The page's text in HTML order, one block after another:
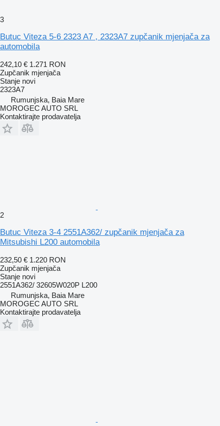
3
Butuc Viteza 5-6 2323 A7 , 2323A7 zupčanik mjenjača za
automobila
242,10 € 1.271 RON
Zupčanik mjenjača
Stanje novi
2323A7
Rumunjska, Baia Mare
MOROGEC AUTO SRL
Kontaktirajte prodavatelja
2
Butuc Viteza 3-4 2551A362/ zupčanik mjenjača za
Mitsubishi L200 automobila
232,50 € 1.220 RON
Zupčanik mjenjača
Stanje novi
2551A362/ 32605W020P L200
Rumunjska, Baia Mare
MOROGEC AUTO SRL
Kontaktirajte prodavatelja